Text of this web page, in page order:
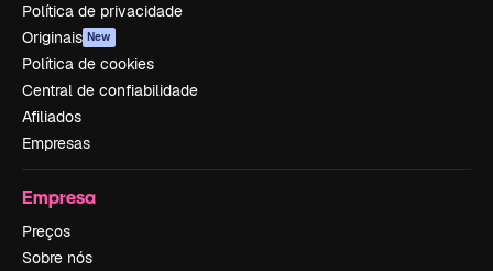
Política de privacidade
Originais New
Política de cookies
Central de confiabilidade
Afiliados
Empresas
Empresa
Preços
Sobre nós